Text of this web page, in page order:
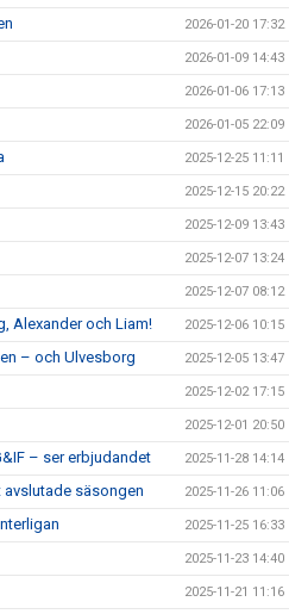
2026-01-20 17:32
2026-01-09 14:43
2026-01-06 17:13
2026-01-05 22:09
2025-12-25 11:11
2025-12-15 20:22
2025-12-09 13:43
2025-12-07 13:24
2025-12-07 08:12
Alexander och Liam! 2025-12-06 10:15
– och Ulvesborg 2025-12-05 13:47
2025-12-02 17:15
2025-12-01 20:50
– ser erbjudandet 2025-11-28 14:14
avslutade säsongen 2025-11-26 11:06
2025-11-25 16:33
2025-11-23 14:40
2025-11-21 11:16